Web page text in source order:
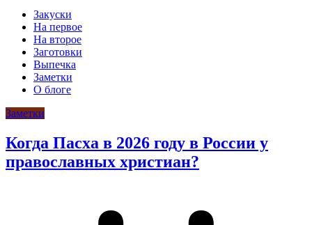
Закуски
На первое
На второе
Заготовки
Выпечка
Заметки
О блоге
Заметки
Когда Пасха в 2026 году в России у
православных христиан?